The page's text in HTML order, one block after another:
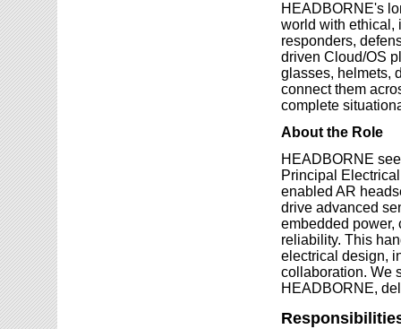
HEADBORNE's
world with ethical,
responders,
driven Cloud/OS
glasses, helmets,
connect them
complete
About the Role
HEADBORNE
Principal
enabled AR
drive advanced
embedded power,
reliability. This
electrical design,
collaboration. We
HEADBORNE,